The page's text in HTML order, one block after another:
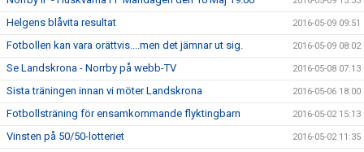
Helgens blåvita resultat 2016-05-09 09:51
Fotbollen kan vara orättvis....men det jämnar ut sig. 2016-05-09 08:02
Se Landskrona - Norrby på webb-TV 2016-05-08 07:13
Sista träningen innan vi möter Landskrona 2016-05-06 18:00
Fotbollsträning för ensamkommande flyktingbarn 2016-05-02 15:13
Vinsten på 50/50-lotteriet 2016-05-02 11:35